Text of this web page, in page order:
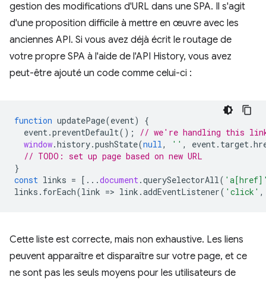
gestion des modifications d'URL dans une SPA. Il s'agit
d'une proposition difficile à mettre en œuvre avec les
anciennes API. Si vous avez déjà écrit le routage de
votre propre SPA à l'aide de l'API History, vous avez
peut-être ajouté un code comme celui-ci :
function updatePage(event)
{
event.preventDefault();
// we're handling this
window.history.pushState(null, '' , event. target.
// TODO: set up page based on new URL
}
const links = [...document.querySelectorAll(
links . forEach(link => link .addEventListener( 'click' ,
Cette liste est correcte, mais non exhaustive. Les liens
peuvent apparaître et disparaître sur votre page, et ce
ne sont pas les seuls moyens pour les utilisateurs de